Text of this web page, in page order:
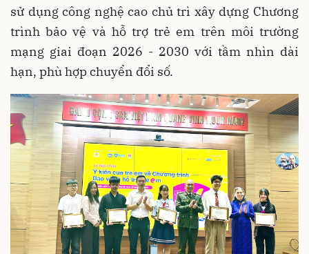
sử dụng công nghệ cao chủ trì xây dựng Chương
trình bảo vệ và hỗ trợ trẻ em trên môi trường
mạng giai đoạn 2026 - 2030 với tầm nhìn dài
hạn, phù hợp chuyển đổi số.